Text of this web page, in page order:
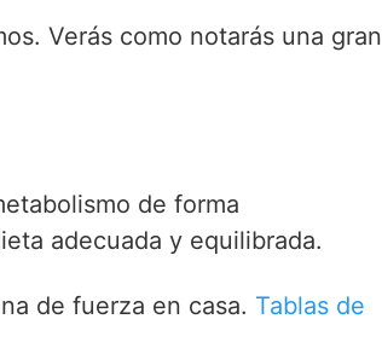
Verás como notarás una gran
de forma
adecuada y equilibrada.
de fuerza en casa. Tablas de